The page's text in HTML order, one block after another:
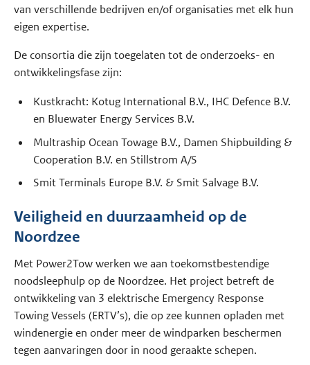
van verschillende bedrijven en/of organisaties met elk hun
eigen expertise.
De consortia die zijn toegelaten tot de onderzoeks- en
ontwikkelingsfase zijn:
Kustkracht: Kotug International B.V., IHC Defence B.V.
en Bluewater Energy Services B.V.
Multraship Ocean Towage B.V., Damen Shipbuilding &
Cooperation B.V. en Stillstrom A/S
Smit Terminals Europe B.V. & Smit Salvage B.V.
Veiligheid en duurzaamheid op de
Noordzee
Met Power2Tow werken we aan toekomstbestendige
noodsleephulp op de Noordzee. Het project betreft de
ontwikkeling van 3 elektrische Emergency Response
Towing Vessels (ERTV’s), die op zee kunnen opladen met
windenergie en onder meer de windparken beschermen
tegen aanvaringen door in nood geraakte schepen.